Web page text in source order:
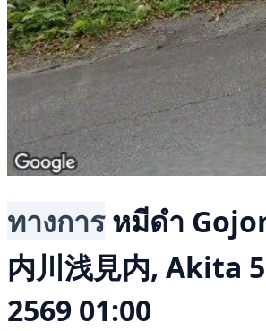
ทางการ หมีดำ
内川浅見内, Akita
2569 01:00